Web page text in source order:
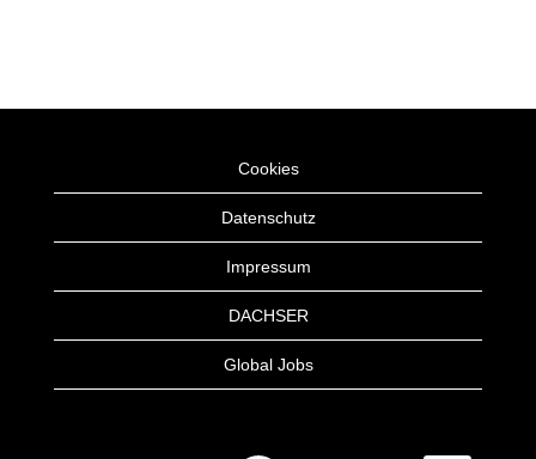
Cookies
Datenschutz
Impressum
DACHSER
Global Jobs